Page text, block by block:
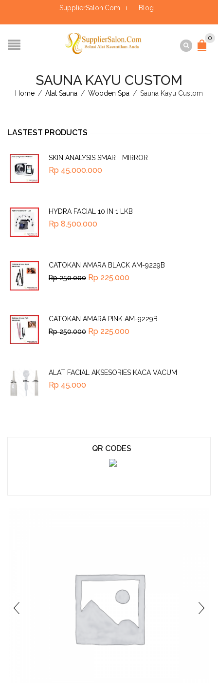
SupplierSalon.Com Blog
0
SAUNA KAYU CUSTOM
Home / Alat Sauna / Wooden Spa / Sauna Kayu Custom
LASTEST PRODUCTS
SKIN ANALYSIS SMART MIRROR
Rp 45.000.000
HYDRA FACIAL 10 IN 1 LKB
Rp 8.500.000
CATOKAN AMARA BLACK AM-9229B
Rp250.000 Rp 225.000
CATOKAN AMARA PINK AM-9229B
Rp250.000 Rp 225.000
ALAT FACIAL AKSESORIES KACA VACUM
Rp 45.000
QR CODES